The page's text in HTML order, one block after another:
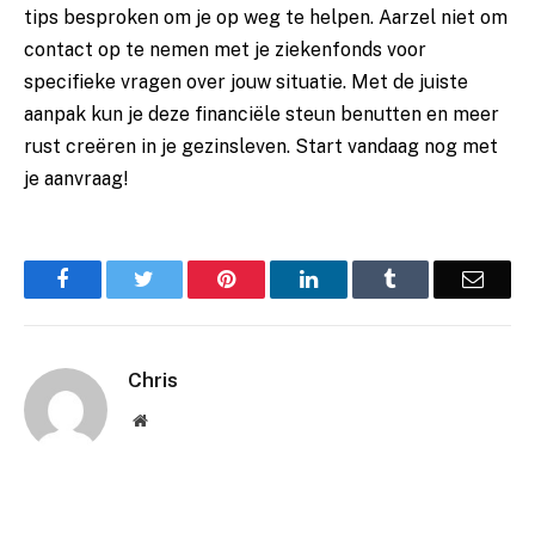
tips besproken om je op weg te helpen. Aarzel niet om
contact op te nemen met je ziekenfonds voor
specifieke vragen over jouw situatie. Met de juiste
aanpak kun je deze financiële steun benutten en meer
rust creëren in je gezinsleven. Start vandaag nog met
je aanvraag!
Facebook Pinterest LinkedIn Email
Chris
Website